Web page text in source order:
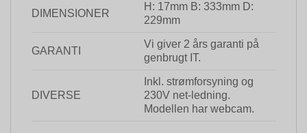
DIMENSIONER
H: 17mm B: 333mm D:
229mm
GARANTI
Vi giver 2 års garanti på
genbrugt IT.
DIVERSE
Inkl. strømforsyning og
230V net-ledning.
Modellen har webcam.